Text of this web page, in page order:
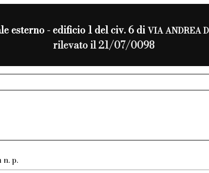
esterno - edificio 1 del civ. 6 diVIA ANDREA
rilevato il 21/07/0098
p.